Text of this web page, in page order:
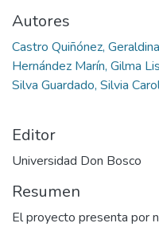
Autores
Castro Quiñónez,
Hernández Marín, Gilma
Silva Guardado, Silvia
Editor
Universidad Don Bosco
Resumen
El proyecto presenta por